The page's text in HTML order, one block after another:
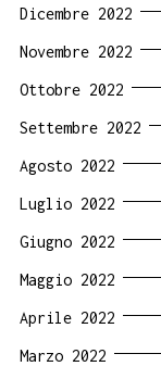
Dicembre 2022
Novembre 2022
Ottobre 2022
Settembre 2022
Agosto 2022
Luglio 2022
Giugno 2022
Maggio 2022
Aprile 2022
Marzo 2022